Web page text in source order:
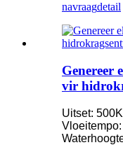
navraagdetail
Genereer
vir
Uitset: